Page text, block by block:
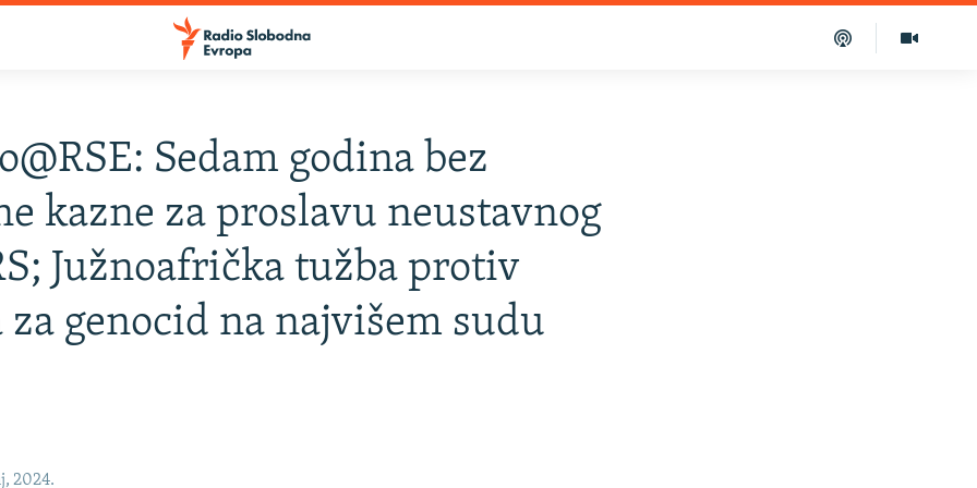
Sedam godina bez
kazne za proslavu neustavnog
Južnoafrička tužba protiv
za genocid na najvišem sudu
2024.